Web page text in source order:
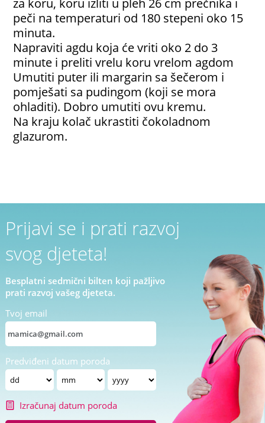
peči na temperaturi od 180 stepeni oko 15
minuta.
Napraviti agdu koja će vriti oko 2 do 3
minute i preliti vrelu koru vrelom agdom
Umutiti puter ili margarin sa šečerom i
pomješati sa pudingom (koji se mora
ohladiti). Dobro umutiti ovu kremu.
Na kraju kolač ukrastiti čokoladnom
glazurom.
Prijavi se i prati razvoj
svog djeteta!
Besplatni sedmični bilten koji pažljivo
prati razvoj vašeg djeteta.
Tvoj email
Predviđeni datum poroda
Izračunaj datum poroda